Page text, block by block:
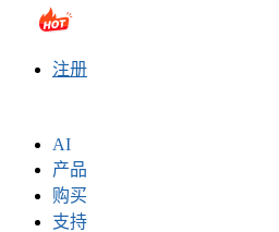
sales@e-iceblue.com
注册
AI
产品
购买
支持